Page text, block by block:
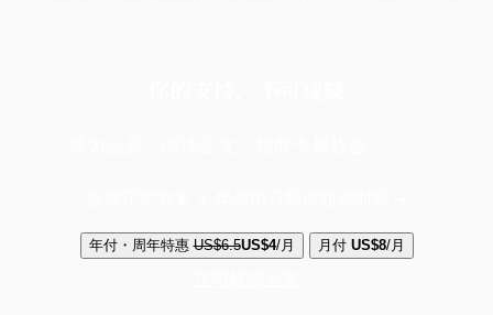
年付・周年特惠 US$6.5US$4/月 月付 US$8/月